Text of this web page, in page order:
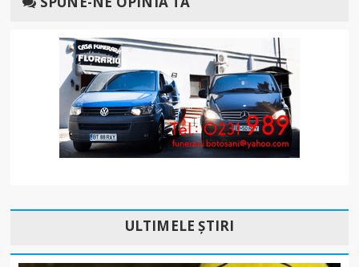
ULTIMELE ȘTIRI